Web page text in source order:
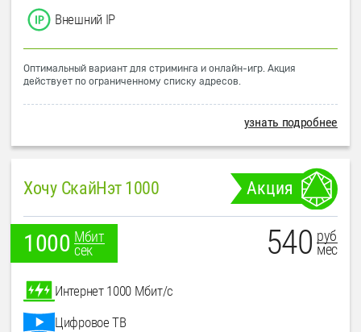
Внешний IP
Оптимальный вариант для стриминга и онлайн-игр. Акция
действует по ограниченному списку адресов.
узнать подробнее
Хочу СкайНэт 1000 Акция
1000 Мбит
сек
540 руб
мес
Интернет 1000 Мбит/с
Цифровое ТВ